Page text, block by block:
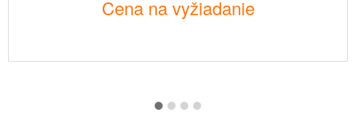
Cena na vyžiadanie